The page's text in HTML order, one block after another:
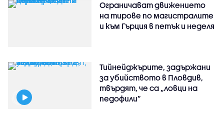
Ограничават движението
на тирове по магистралите
и към Гърция в петък и неделя
Тийнейджърите, задържани
за убийството в Пловдив,
твърдят, че са „ловци на
педофили”